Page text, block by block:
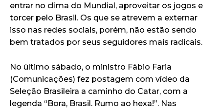
entrar no clima do Mundial, aproveitar os jogos e
torcer pelo Brasil. Os que se atrevem a externar
isso nas redes sociais, porém, não estão sendo
bem tratados por seus seguidores mais radicais.
No último sábado, o ministro Fábio Faria
(Comunicações) fez postagem com vídeo da
Seleção Brasileira a caminho do Catar, com a
legenda “Bora, Brasil. Rumo ao hexa!”. Nas